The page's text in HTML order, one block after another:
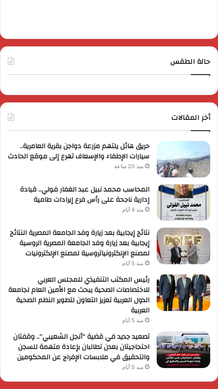
حالة الطقس
أخر المقالات
حريق هائل يلتهم مزرعة دواجن بقرية العامرية..
سيارات الإطفاء والإسعاف تهرع إلى موقع الحادث
منذ 20 ساعة
المحاسب محمد نبيل عبد الغفار فولي.. قيادة
إدارية ناجحة على رأس فرع إيرادات طامية
منذ 4 أيام
نتائج إيجابية بعد زيارة وفد الجامعة المصرية النتائج
إيجابية بعد زيارة وفد الجامعة المصرية الروسية
لمصنع الإلكترونياتروسية لمصنع الإلكترونيات
منذ 5 أيام
رئيس المكتب التنفيذي للمجلس العربي
للاختصاصات الصحية يبحث مع الأمين العام لجامعة
الدول العربية تعزيز التعاون لتطوير النظم الصحية
العربية
منذ 5 أيام
تصعيد جديد في قضية “أنجل الشعيبي”.. وقفتان
احتجاجيتان بعدن تطالبان بإعادة متهمة للسجن
والتحقيق في ملابسات الإفراج عن المحكومين
منذ 5 أيام